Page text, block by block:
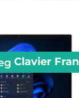
Clavier